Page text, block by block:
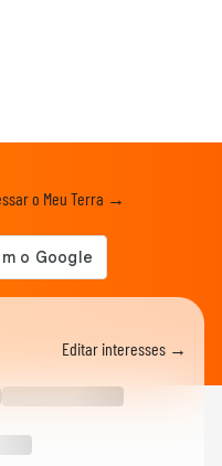
o Meu Terra →
Editar interesses →